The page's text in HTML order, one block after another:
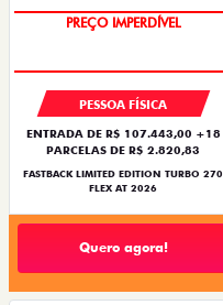
PREÇO IMPERDÍVEL
PESSOA FÍSICA
ENTRADA DE R$ 107.443,00 +18
PARCELAS DE R$ 2.820,83
FASTBACK LIMITED EDITION TURBO 270
FLEX AT 2026
Quero agora!